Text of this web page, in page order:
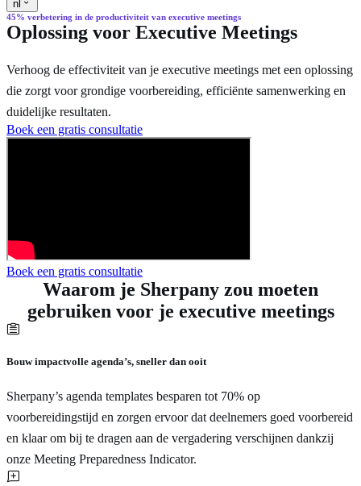
nl
45% verbetering in de productiviteit van executive meetings
Oplossing voor Executive Meetings
Verhoog de effectiviteit van je executive meetings met een oplossing
die zorgt voor grondige voorbereiding, efficiënte samenwerking en
duidelijke resultaten.
Boek een gratis consultatie
Boek een gratis consultatie
Waarom je Sherpany zou moeten
gebruiken voor je executive meetings
Bouw impactvolle agenda’s, sneller dan ooit
Sherpany’s agenda templates besparen tot 70% op
voorbereidingstijd en zorgen ervoor dat deelnemers goed voorbereid
en klaar om bij te dragen aan de vergadering verschijnen dankzij
onze Meeting Preparedness Indicator.